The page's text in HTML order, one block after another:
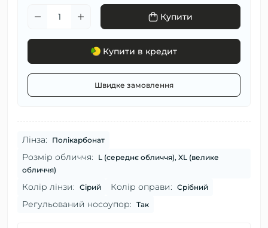
Купити
Купити в кредит
Швидке замовлення
Лінза: Полікарбонат
Розмір обличчя:
L (середнє обличчя), XL (велике
обличчя)
Колір лінзи: Сірий Колір оправи: Срібний
Регульований носоупор: Так